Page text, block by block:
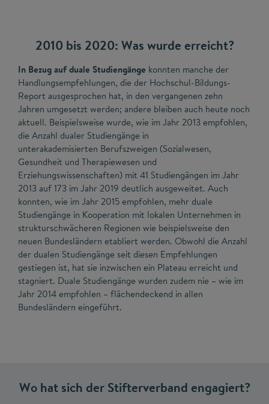
2010 bis 2020: Was wurde erreicht?
In Bezug auf duale Studiengänge konnten manche der
Handlungsempfehlungen, die der Hochschul-Bildungs-
Report ausgesprochen hat, in den vergangenen zehn
Jahren umgesetzt werden; andere bleiben auch heute noch
aktuell. Beispielsweise wurde, wie im Jahr 2013 empfohlen,
die Anzahl dualer Studiengänge in
unterakademisierten Berufszweigen (Sozialwesen,
Gesundheit und Therapiewesen und
Erziehungswissenschaften) mit 41 Studiengängen im Jahr
2013 auf 173 im Jahr 2019 deutlich ausgeweitet. Auch
konnten, wie im Jahr 2015 empfohlen, mehr duale
Studiengänge in Kooperation mit lokalen Unternehmen in
strukturschwächeren Regionen wie beispielsweise den
neuen Bundesländern etabliert werden. Obwohl die Anzahl
der dualen Studiengänge seit diesen Empfehlungen
gestiegen ist, hat sie inzwischen ein Plateau erreicht und
stagniert. Duale Studiengänge wurden zudem nie – wie im
Jahr 2014 empfohlen – flächendeckend in allen
Bundesländern eingeführt.
Wo hat sich der Stifterverband engagiert?